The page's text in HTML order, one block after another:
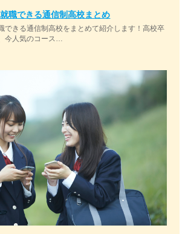
職できる通信制高校まとめ
できる通信制高校をまとめて紹介します！高校卒
今人気のコース…